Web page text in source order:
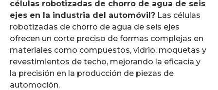
células robotizadas de chorro de agua de seis
ejes en la industria del automóvil? Las células
robotizadas de chorro de agua de seis ejes
ofrecen un corte preciso de formas complejas en
materiales como compuestos, vidrio, moquetas y
revestimientos de techo, mejorando la eficacia y
la precisión en la producción de piezas de
automoción.